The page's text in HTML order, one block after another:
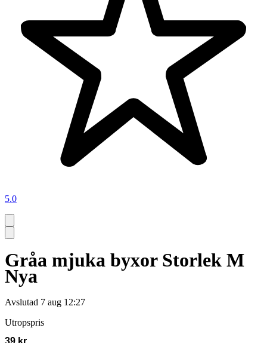
5.0
Gråa mjuka byxor Storlek M
Nya
Avslutad 7 aug 12:27
Utropspris